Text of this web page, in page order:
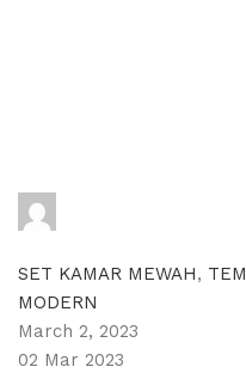
SET KAMAR MEWAH,
MODERN
March 2, 2023
02 Mar 2023